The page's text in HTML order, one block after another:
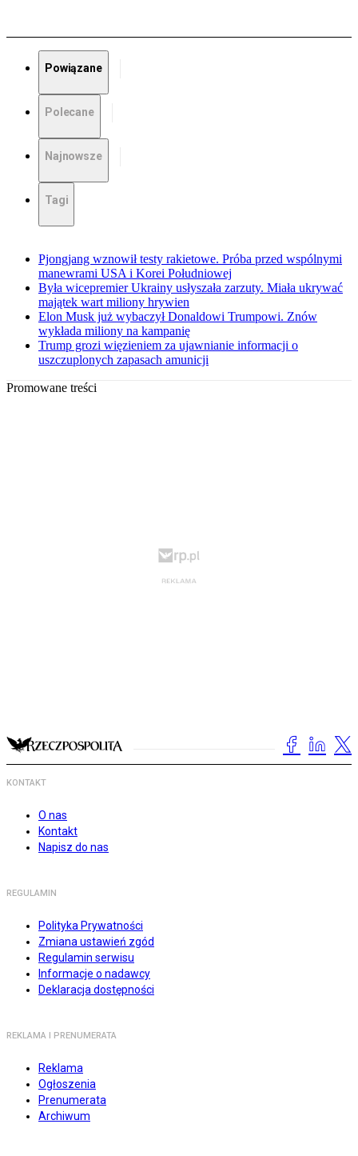
Powiązane
Polecane
Najnowsze
Tagi
Pjongjang wznowił testy rakietowe. Próba przed wspólnymi
manewrami USA i Korei Południowej
Była wicepremier Ukrainy usłyszała zarzuty. Miała ukrywać
majątek wart miliony hrywien
Elon Musk już wybaczył Donaldowi Trumpowi. Znów
wykłada miliony na kampanię
Trump grozi więzieniem za ujawnianie informacji o
uszczuplonych zapasach amunicji
Promowane treści
KONTAKT
O nas
Kontakt
Napisz do nas
REGULAMIN
Polityka Prywatności
Zmiana ustawień zgód
Regulamin serwisu
Informacje o nadawcy
Deklaracja dostępności
REKLAMA I PRENUMERATA
Reklama
Ogłoszenia
Prenumerata
Archiwum